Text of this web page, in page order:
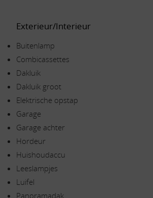
Exterieur/Interieur
Buitenlamp
Combicassettes
Dakluik
Dakluik groot
Elektrische opstap
Garage
Garage achter
Hordeur
Huishoudaccu
Leeslampjes
Luifel
Panoramadak